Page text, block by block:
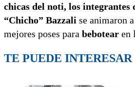
chicas del noti, los integrantes
“Chicho” Bazzali se animaron
mejores poses para bebotear en
TE PUEDE INTERESAR